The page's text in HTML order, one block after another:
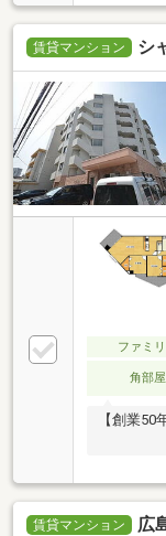
賃貸マンション シ
ファミ
角部屋
【創業
賃貸マンション
広